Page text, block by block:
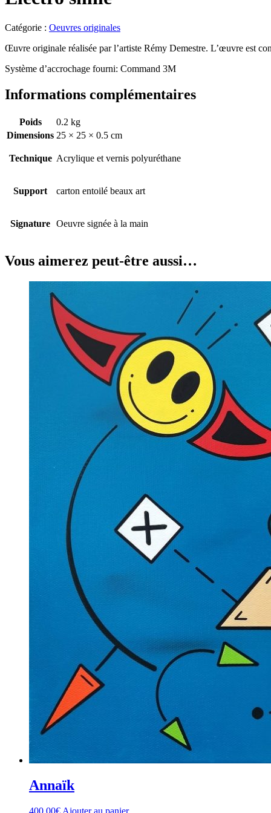
Catégorie : Oeuvres originales
Œuvre originale réalisée par l’artiste Rémy Demestre. L’œuvre est
Système d’accrochage fourni: Command 3M
Informations complémentaires
Poids
0.2 kg
Dimensions 25 × 25 × 0.5 cm
Technique Acrylique et vernis polyuréthane
Support carton entoilé beaux art
Signature Oeuvre signée à la main
Vous aimerez peut-être aussi…
Annaïk